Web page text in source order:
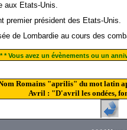
aux Etats-Unis.
premier président des Etats-Unis.
de Lombardie au cours des
* Vous avez un évènements ou un
Romains "aprilis" du mot latin
Avril : "D'avril les ondées,